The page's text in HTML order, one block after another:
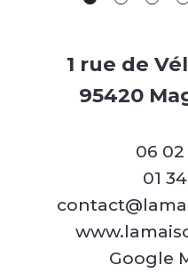
1 rue de
95420
06 02
01
Google